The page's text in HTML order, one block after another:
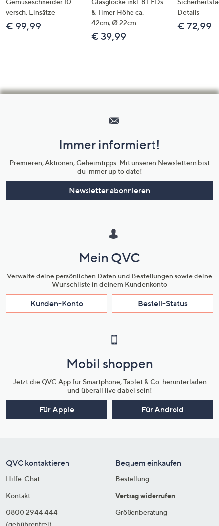
versch. Einsätze
€ 99,99
& Timer Höhe ca.
42cm, Ø 22cm
€ 39,99
Details
€ 72,99
Unternehmensinformationen
Immer informiert!
Premieren, Aktionen, Geheimtipps: Mit unseren Newslettern bist
du immer up to date!
Newsletter abonnieren
Mein QVC
Verwalte deine persönlichen Daten und Bestellungen sowie deine
Wunschliste in deinem Kundenkonto
Kunden-Konto Bestell-Status
Mobil shoppen
Jetzt die QVC App für Smartphone, Tablet & Co. herunterladen
und überall live dabei sein!
Für Apple Für Android
QVC kontaktieren
Hilfe-Chat
Kontakt
0800 2944 444
(gebührenfrei)
Bequem einkaufen
Bestellung
Vertrag widerrufen
Größenberatung